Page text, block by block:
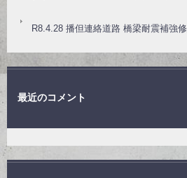
R8.4.28 播但連絡道路 橋梁耐震補強
最近のコメント